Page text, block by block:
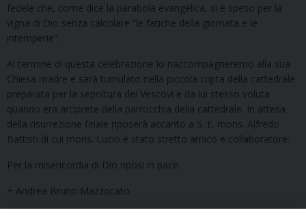
fedele che, come dice la parabola evangelica, si è speso per la
vigna di Dio senza calcolare “le fatiche della giornata e le
intemperie”.
Al termine di questa celebrazione lo riaccompagneremo alla sua
Chiesa madre e sarà tumulato nella piccola cripta della cattedrale
preparata per la sepoltura dei Vescovi e da lui stesso voluta
quando era arciprete della parrocchia della cattedrale. In attesa
della risurrezione finale riposerà accanto a S. E. mons. Alfredo
Battisti di cui mons. Lucio è stato stretto amico e collaboratore.
Per la misericordia di Dio riposi in pace.
+ Andrea Bruno Mazzocato